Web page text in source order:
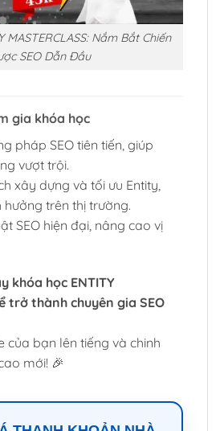
MASTERCLASS: Nắm Bắt Chiến
SEO Dẫn Đầu
gia khóa học
pháp SEO tiên tiến, giúp
vượt trội.
xây dựng và tối ưu Entity,
trên thị trường.
SEO hiện đại, nâng cao vị
khóa học ENTITY
trở thành chuyên gia SEO
của bạn lên tiếng và chinh
mới! 🎉